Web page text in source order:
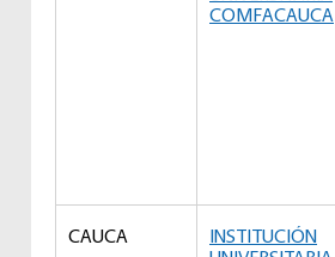
COMFACAUCA
CAUCA
INSTITUCIÓN